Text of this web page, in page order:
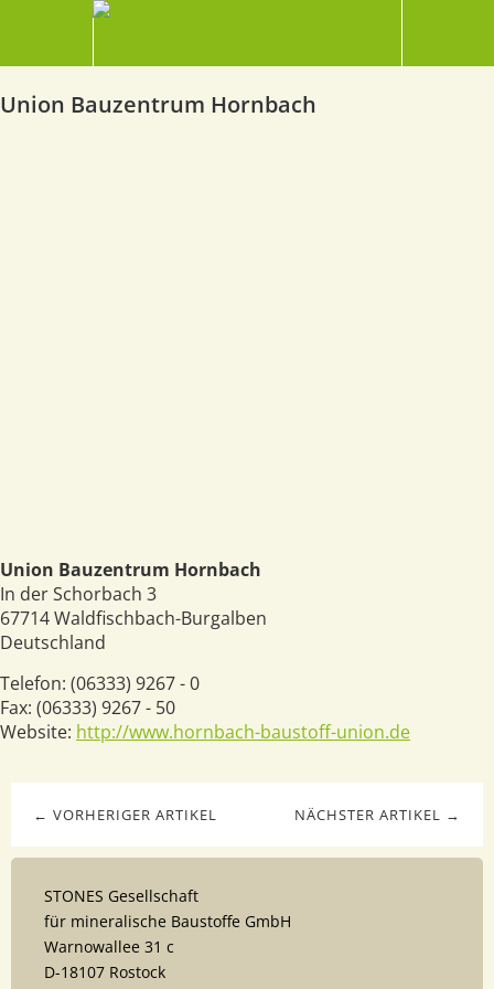
Union Bauzentrum Hornbach
Union Bauzentrum Hornbach
In der Schorbach 3
67714Waldfischbach-Burgalben
Deutschland
Telefon: (06333) 9267 - 0
Fax: (06333) 9267 - 50
Website: http://www.hornbach-baustoff-union.de
NÄCHSTER ARTIKEL →
← VORHERIGER ARTIKEL
STONES Gesellschaft
für mineralische Baustoffe GmbH
Warnowallee 31 c
D-18107 Rostock